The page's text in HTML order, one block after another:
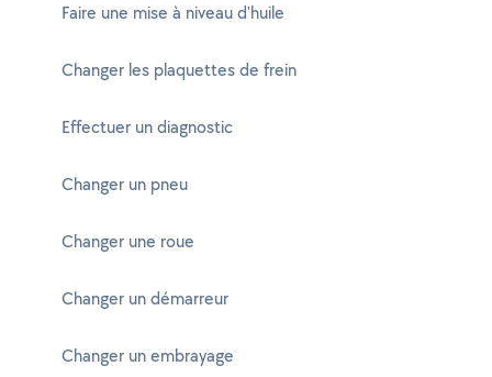
Faire une mise à niveau d'huile
Changer les plaquettes de frein
Effectuer un diagnostic
Changer un pneu
Changer une roue
Changer un démarreur
Changer un embrayage